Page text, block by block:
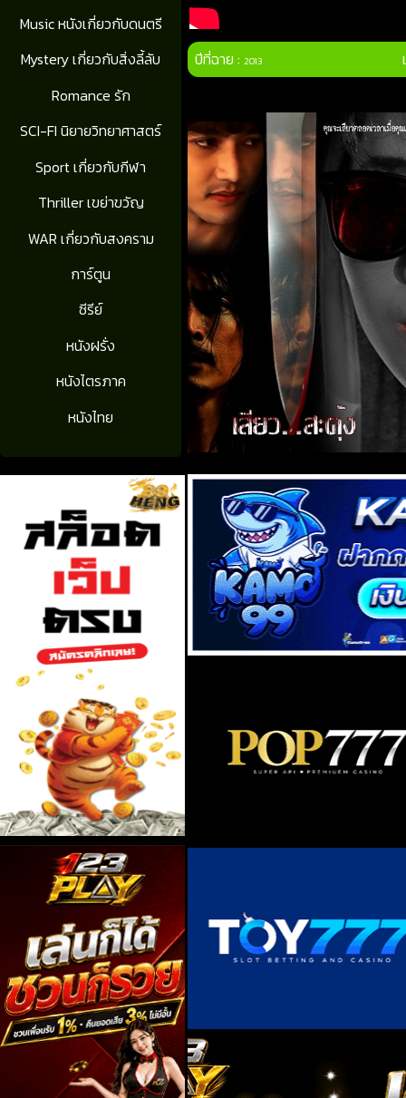
Music หนังเกี่ยวกับดนตรี
Mystery เกี่ยวกับสิ่งลี้ลับ
Romance รัก
SCI-FI นิยายวิทยาศาสตร์
Sport เกี่ยวกับกีฬา
Thriller เขย่าขวัญ
WAR เกี่ยวกับสงคราม
การ์ตูน
ซีรีย์
หนังฝรั่ง
หนังไตรภาค
หนังไทย
ปีที่ฉาย :2013